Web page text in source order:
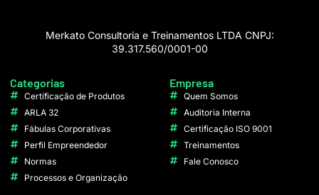
Merkato Consultoria e Treinamentos LTDA CNPJ:
39.317.560/0001-00
Categorias
Certificação de Produtos
ARLA 32
Fábulas Corporativas
Perfil Empreendedor
Normas
Processos e Organização
Empresa
Quem Somos
Auditoria Interna
Certificação ISO 9001
Treinamentos
Fale Conosco